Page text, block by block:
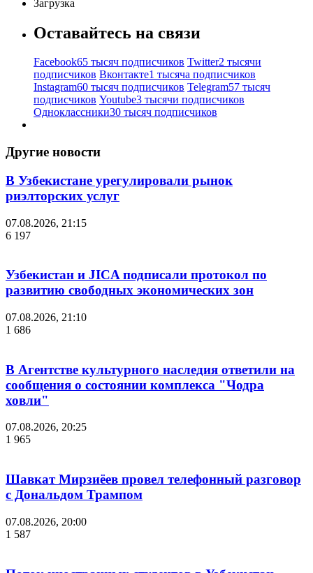
Загрузка
Оставайтесь на связи
Facebook65 тысяч подписчиков Twitter2 тысячи
подписчиков Вконтакте1 тысяча подписчиков
Instagram60 тысяч подписчиков Telegram57 тысяч
подписчиков Youtube3 тысячи подписчиков
Одноклассники30 тысяч подписчиков
Другие новости
В Узбекистане урегулировали рынок
риэлторских услуг
07.08.2026, 21:15
6 197
Узбекистан и JICA подписали протокол по
развитию свободных экономических зон
07.08.2026, 21:10
1 686
В Агентстве культурного наследия ответили на
сообщения о состоянии комплекса "Чодра
ховли"
07.08.2026, 20:25
1 965
Шавкат Мирзиёев провел телефонный разговор
с Дональдом Трампом
07.08.2026, 20:00
1 587